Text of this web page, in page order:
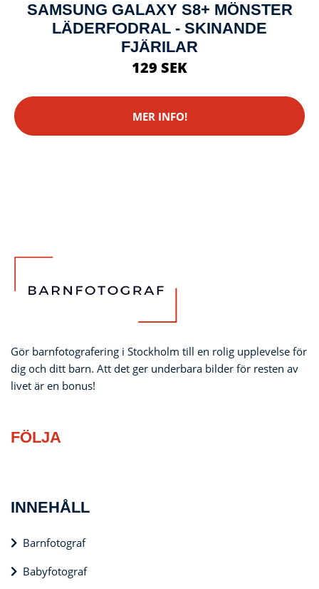
SAMSUNG GALAXY S8+ MÖNSTER
LÄDERFODRAL - SKINANDE
FJÄRILAR
129 SEK
MER INFO!
Gör barnfotografering i Stockholm till en rolig upplevelse för
dig och ditt barn. Att det ger underbara bilder för resten av
livet är en bonus!
FÖLJA
INNEHÅLL
Barnfotograf
Babyfotograf